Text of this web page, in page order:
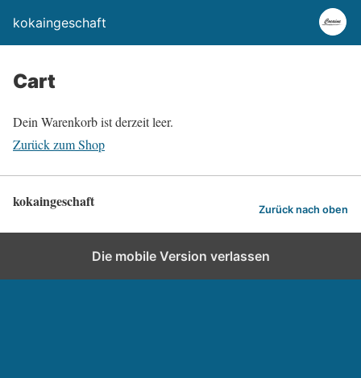
kokaingeschaft
Cart
Dein Warenkorb ist derzeit leer.
Zurück zum Shop
kokaingeschaft Zurück nach oben
Die mobile Version verlassen